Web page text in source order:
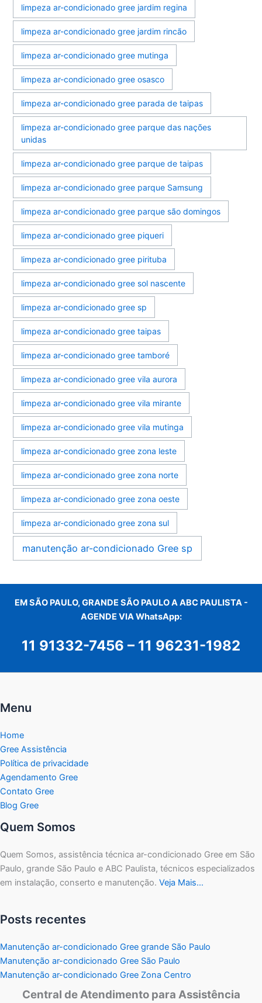
limpeza ar-condicionado gree jardim regina
limpeza ar-condicionado gree jardim rincão
limpeza ar-condicionado gree mutinga
limpeza ar-condicionado gree osasco
limpeza ar-condicionado gree parada de taipas
limpeza ar-condicionado gree parque das nações
unidas
limpeza ar-condicionado gree parque de taipas
limpeza ar-condicionado gree parque Samsung
limpeza ar-condicionado gree parque são domingos
limpeza ar-condicionado gree piqueri
limpeza ar-condicionado gree pirituba
limpeza ar-condicionado gree sol nascente
limpeza ar-condicionado gree sp
limpeza ar-condicionado gree taipas
limpeza ar-condicionado gree tamboré
limpeza ar-condicionado gree vila aurora
limpeza ar-condicionado gree vila mirante
limpeza ar-condicionado gree vila mutinga
limpeza ar-condicionado gree zona leste
limpeza ar-condicionado gree zona norte
limpeza ar-condicionado gree zona oeste
limpeza ar-condicionado gree zona sul
manutenção ar-condicionado Gree sp
EM SÃO PAULO, GRANDE SÃO PAULO A ABC PAULISTA -
AGENDE VIA WhatsApp:
11 91332-7456 – 11 96231-1982
Menu
Home
Gree Assistência
Política de privacidade
Agendamento Gree
Contato Gree
Blog Gree
Quem Somos
Quem Somos, assistência técnica ar-condicionado Gree em São
Paulo, grande São Paulo e ABC Paulista, técnicos especializados
em instalação, conserto e manutenção. Veja Mais…
Posts recentes
Manutenção ar-condicionado Gree grande São Paulo
Manutenção ar-condicionado Gree São Paulo
Manutenção ar-condicionado Gree Zona Centro
Central de Atendimento para Assistência